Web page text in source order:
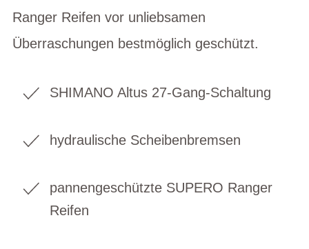
Ranger Reifen vor unliebsamen
Überraschungen bestmöglich geschützt.
SHIMANO Altus 27-Gang-Schaltung
hydraulische Scheibenbremsen
pannengeschützte SUPERO Ranger
Reifen